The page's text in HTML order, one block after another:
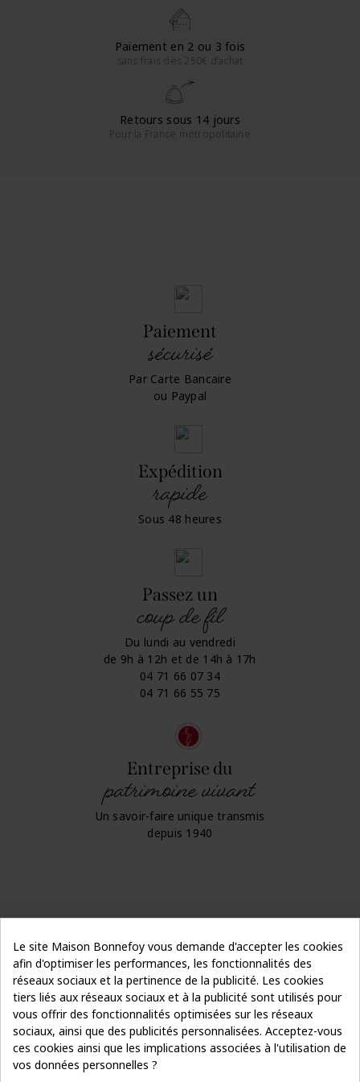
Paiement en 2 ou 3 fois
sans frais dès 250€ d’achat
Retours sous 14 jours
Pour la France métropolitaine
Paiement
sécurisé
Par Carte Bancaire
ou Paypal
Expédition
rapide
Sous 48 heures
Passez un
coup de fil
Du lundi au vendredi
de 9h à 12h et de 14h à 17h
04 71 66 07 34
04 71 66 55 75
Entreprise du
patrimoine vivant
Un savoir-faire unique transmis
depuis 1940
Suivez le filde notre actu Je m’inscris
Le site Maison Bonnefoy vous demande d'accepter les cookies
afin d'optimiser les performances, les fonctionnalités des
réseaux sociaux et la pertinence de la publicité. Les cookies
tiers liés aux réseaux sociaux et à la publicité sont utilisés pour
vous offrir des fonctionnalités optimisées sur les réseaux
sociaux, ainsi que des publicités personnalisées. Acceptez-vous
ces cookies ainsi que les implications associées à l'utilisation de
vos données personnelles ?